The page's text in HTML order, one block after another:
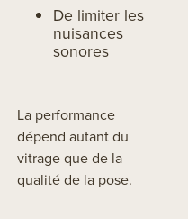
De limiter les
nuisances
sonores
La performance
dépend autant du
vitrage que de la
qualité de la pose.